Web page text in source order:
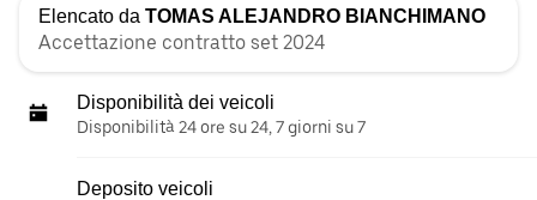
Elencato da TOMAS ALEJANDRO BIANCHIMANO
Accettazione contratto set 2024
Disponibilità dei veicoli
Disponibilità 24 ore su 24, 7 giorni su 7
Deposito veicoli